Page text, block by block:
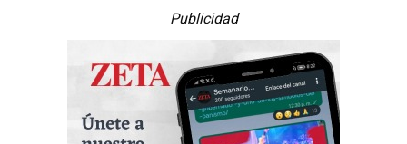
Publicidad